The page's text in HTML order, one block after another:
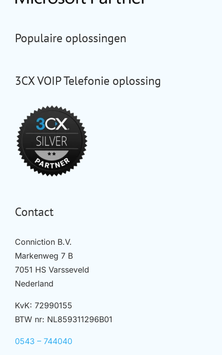
Populaire oplossingen
3CX VOIP Telefonie oplossing
Contact
Conniction B.V.
Markenweg 7 B
7051 HS Varsseveld
Nederland
KvK: 72990155
BTW nr: NL859311296B01
0543 – 744040